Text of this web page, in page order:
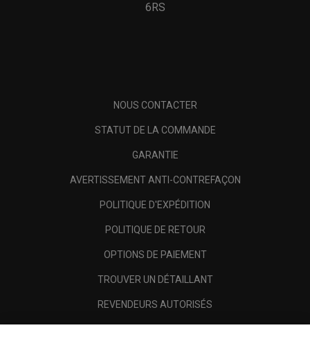
6RS
NOUS CONTACTER
STATUT DE LA COMMANDE
GARANTIE
AVERTISSEMENT ANTI-CONTREFAÇON
POLITIQUE D'EXPÉDITION
POLITIQUE DE RETOUR
OPTIONS DE PAIEMENT
TROUVER UN DÉTAILLANT
REVENDEURS AUTORISÉS